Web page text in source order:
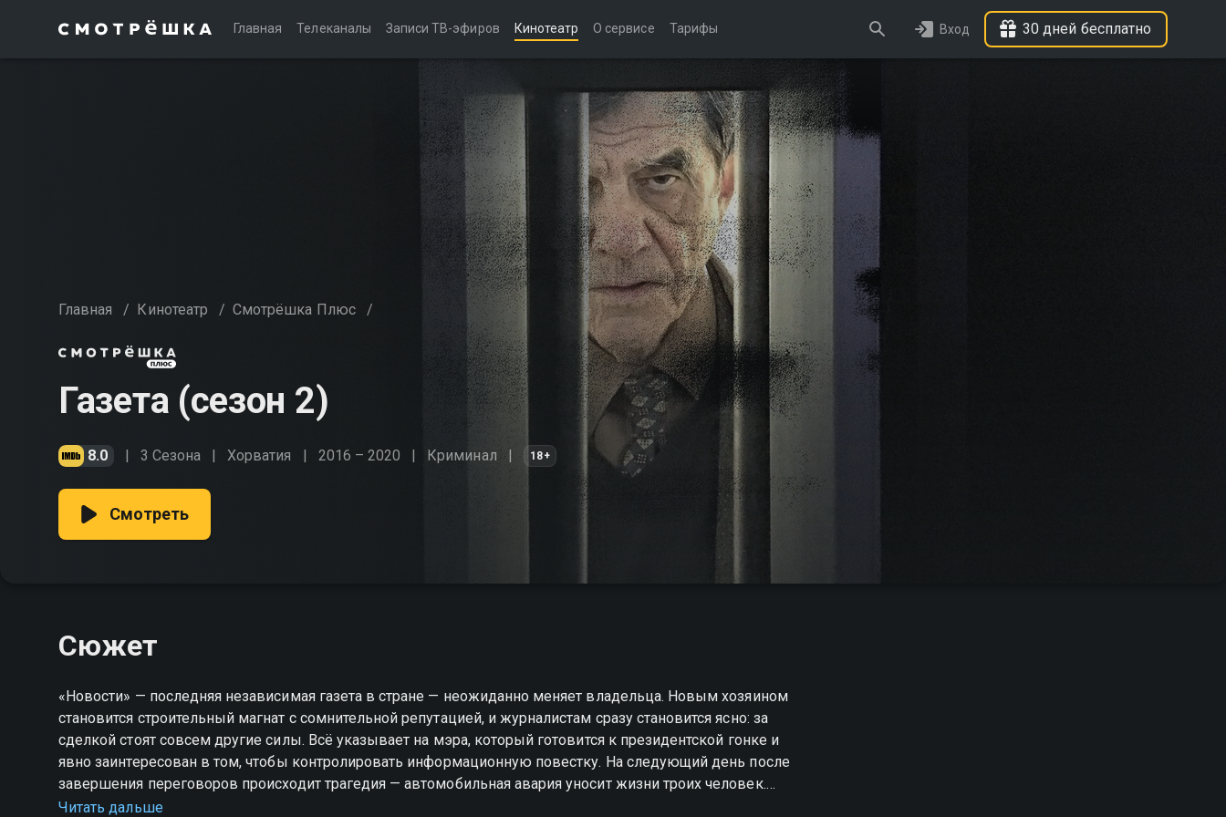
Главная Телеканалы Записи ТВ-эфиров Кинотеатр О сервисе Тарифы Вход 30 дней бесплатно
Главная / Кинотеатр / Смотрёшка Плюс /
Газета (сезон 2)
8.0 3 Сезона Хорватия 2016 – 2020 Криминал 18+
Смотреть
Сюжет
«Новости» — последняя независимая газета в стране — неожиданно меняет владельца. Новым хозяином
становится строительный магнат с сомнительной репутацией, и журналистам сразу становится ясно: за
сделкой стоят совсем другие силы. Всё указывает на мэра, который готовится к президентской гонке и
явно заинтересован в том, чтобы контролировать информационную повестку. На следующий день после
завершения переговоров происходит трагедия — автомобильная авария уносит жизни троих человек.
Официальная версия вызывает вопросы, и команда «Новостей» решает не молчать. Несмотря на
Читать дальше